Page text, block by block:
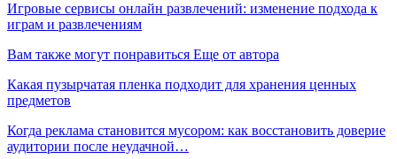
Игровые сервисы онлайн развлечений: изменение подхода к
играм и развлечениям
Вам также могут понравиться Еще от автора
Какая пузырчатая пленка подходит для хранения ценных
предметов
Когда реклама становится мусором: как восстановить доверие
аудитории после неудачной…